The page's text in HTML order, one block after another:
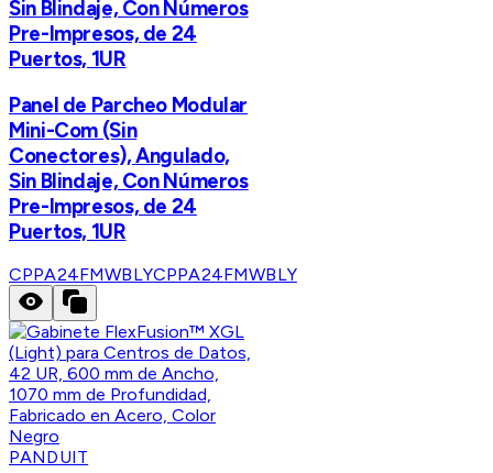
Sin Blindaje, Con Números
Pre-Impresos, de 24
Puertos, 1UR
Panel de Parcheo Modular
Mini-Com (Sin
Conectores), Angulado,
Sin Blindaje, Con Números
Pre-Impresos, de 24
Puertos, 1UR
CPPA24FMWBLYCPPA24FMWBLY
PANDUIT